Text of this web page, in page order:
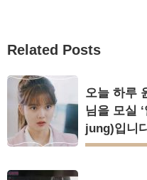
Related Posts
오늘 하루
님을 모실
jung)입니